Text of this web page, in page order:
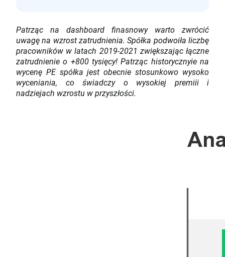
Patrząc na dashboard finasnowy warto zwrócić
uwagę na wzrost zatrudnienia. Spółka podwoiła liczbę
pracowników w latach 2019-2021 zwiększając łączne
zatrudnienie o +800 tysięcy! Patrząc historycznyie na
wycenę PE spółka jest obecnie stosunkowo wysoko
wyceniania, co świadczy o wysokiej premiii i
nadziejach wzrostu w przyszłości.